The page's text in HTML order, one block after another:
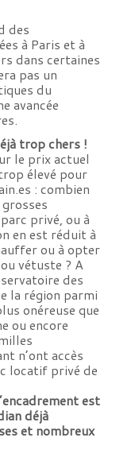
des
à Paris et à
dans certaines
pas un
du
avancée
trop chers !
le prix actuel
élevé pour
: combien
privé, ou à
en est réduit à
ou à opter
vétuste ? A
des
la région parmi
onéreuse que
ou encore
n’ont accès
locatif privé de
est
déjà
et nombreux